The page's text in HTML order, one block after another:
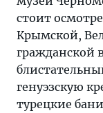
стоит
Крымской,
гражданской
генуэзскую
турецкие